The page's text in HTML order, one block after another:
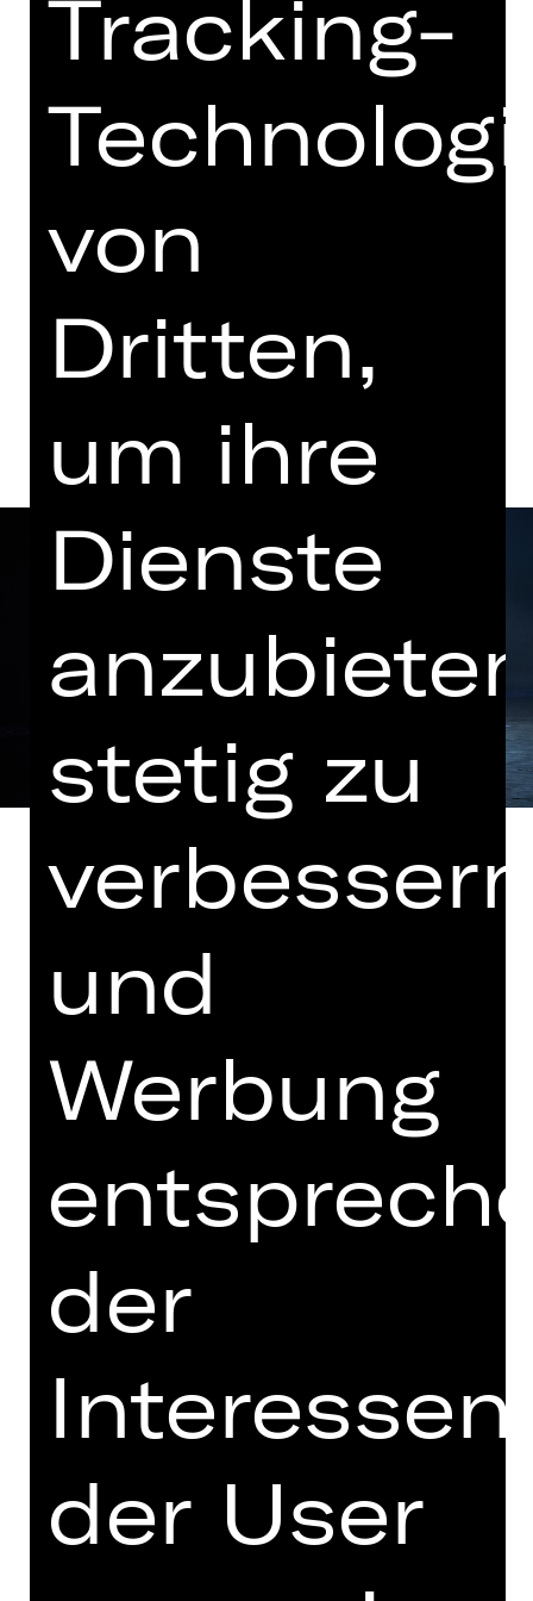
Samstag, 04.07.2026
19.30 - 21.00 Uhr
19.00 Uhr Einführung
Schauspielhaus
Termine in aktueller Spielzeit
Termine und Besetzung
In einer Fassung von Salome
Schneebeli und Paul Berg
Hinweis auf sensible Inhalte
Ellen ist elf Jahre alt und allein. Sie
sucht ihre Mutter, doch die ist bereits
in Amerika. Ein skurriler Konsul
verweigert Ellen die Ausreise, denn
sie hat die „falschen“ Großeltern –
und die falschen Großeltern zu
haben, ist zu dieser Zeit gefährlich.
Sie freundet sich mit einer Gruppe
Freund*innen nicht auf Parkbänken
sitzen dürfen, dass Schritte im
erstarren lassen und dass der
Friedhof der einzige Ort ist, an dem
sie spielen können, ist für Ellen die
Tracking-
von
Dritten,
um ihre
Dienste
stetig zu
und
Werbung
der
Interessen
der User